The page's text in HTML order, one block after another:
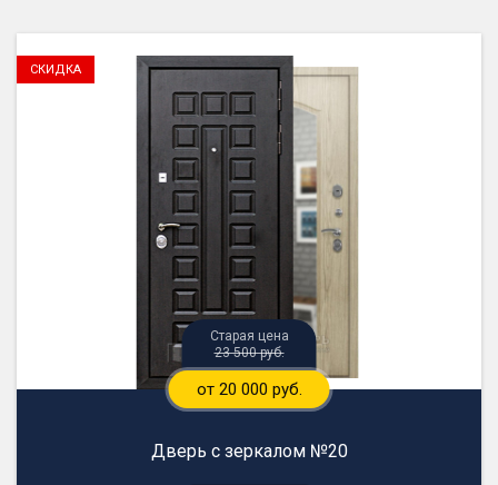
23 500 руб.
от 20 000 руб.
Дверь с зеркалом №20